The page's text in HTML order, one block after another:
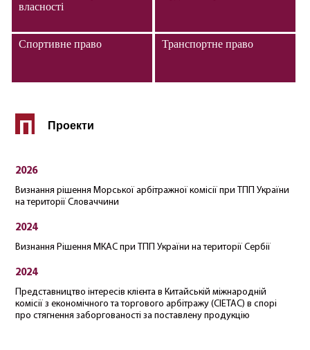
власності
Спортивне право Транспортне право
П Проекти
2026
Визнання рішення Морської арбітражної комісії при ТПП України
на території Словаччини
2024
Визнання Рішення МКАС при ТПП України на території Сербії
2024
Представництво інтересів клієнта в Китайській міжнародній
комісії з економічного та торгового арбітражу (CIETAC) в спорі
про стягнення заборгованості за поставлену продукцію